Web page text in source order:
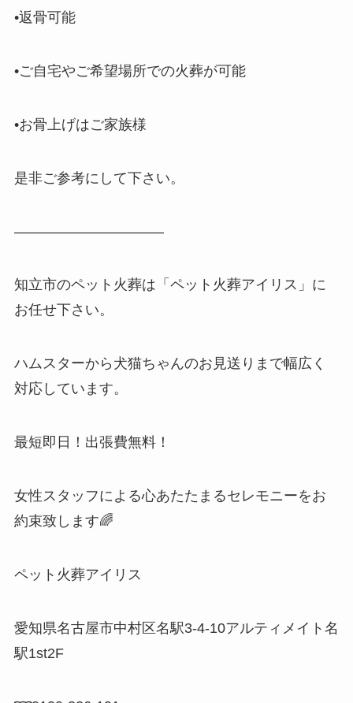
•返骨可能
•ご自宅やご希望場所での火葬が可能
•お骨上げはご家族様
是非ご参考にして下さい。
——————————–
知立市のペット火葬は「ペット火葬アイリス」に
お任せ下さい。
ハムスターから犬猫ちゃんのお見送りまで幅広く
対応しています。
最短即日！出張費無料！
女性スタッフによる心あたたまるセレモニーをお
約束致します🌈
ペット火葬アイリス
愛知県名古屋市中村区名駅3-4-10アルティメイト名
駅1st2F